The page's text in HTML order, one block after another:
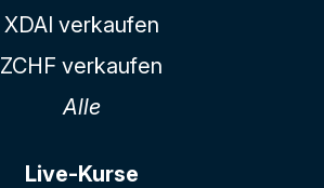
XDAI verkaufen
ZCHF verkaufen
Alle
Live-Kurse